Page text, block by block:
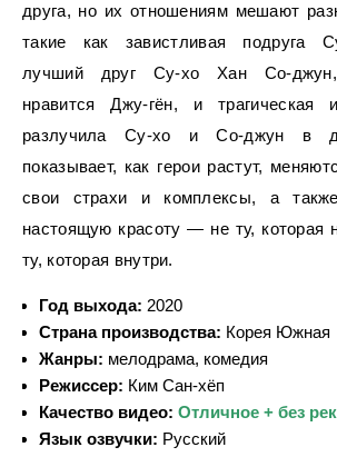
друга, но их отношениям мешают
такие как завистливая подруга
лучший друг Су-хо Хан Со-
нравится Джу-гён, и трагическая
разлучила Су-хо и Со-джун в
показывает, как герои растут,
свои страхи и комплексы, а
настоящую красоту — не ту, которая
ту, которая внутри.
Год выхода: 2020
Страна производства: Корея Южная
Жанры: мелодрама, комедия
Режиссер: Ким Сан-хёп
Качество видео: Отличное + без
Язык озвучки: Русский